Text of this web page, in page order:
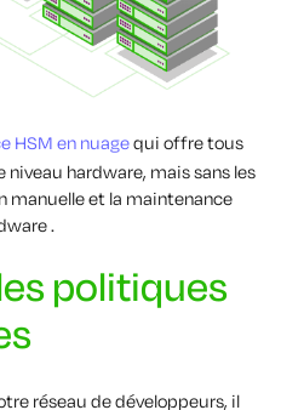
HSM en nuagequi offre tous
niveau hardware, mais sans les
et la maintenance
.
politiques
réseau de développeurs, il